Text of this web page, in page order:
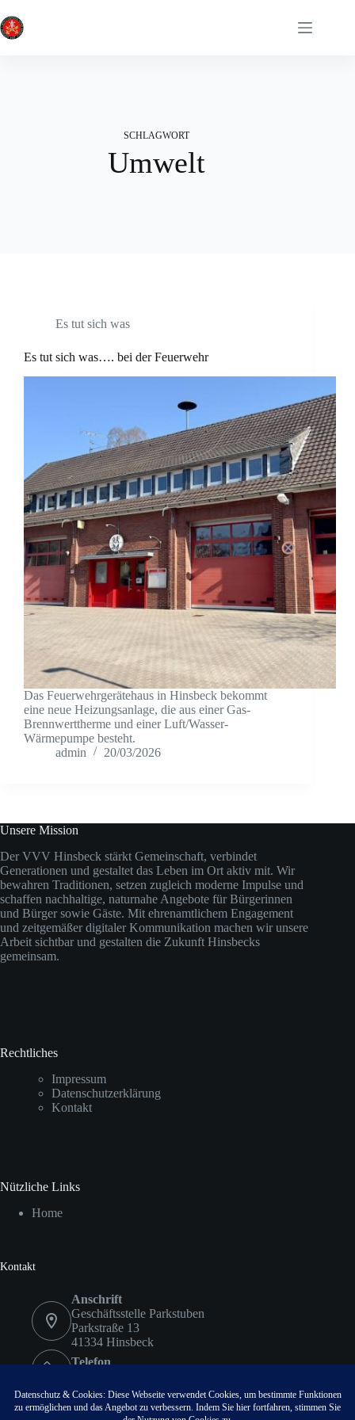
Inhalt
springen
SCHLAGWORT
Umwelt
Es tut sich was
Es tut sich was…. bei der Feuerwehr
Das Feuerwehrgerätehaus in Hinsbeck bekommt
eine neue Heizungsanlage, die aus einer Gas-
Brennwerttherme und einer Luft/Wasser-
Wärmepumpe besteht.
admin
20/03/2026
Unsere Mission
Der VVV Hinsbeck stärkt Gemeinschaft, verbindet
Generationen und gestaltet das Leben im Ort aktiv mit. Wir
bewahren Traditionen, setzen zugleich moderne Impulse und
schaffen nachhaltige, naturnahe Angebote für Bürgerinnen
und Bürger sowie Gäste. Mit ehrenamtlichem Engagement
und zeitgemäßer digitaler Kommunikation machen wir unsere
Arbeit sichtbar und gestalten die Zukunft Hinsbecks
gemeinsam.
Rechtliches
Impressum
Datenschutzerklärung
Kontakt
Nützliche Links
Home
Kontakt
Anschrift
Geschäftsstelle Parkstuben
Parkstraße 13
41334 Hinsbeck
Telefon
Fax
02153 9578418